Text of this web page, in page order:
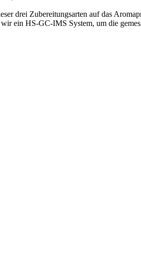
drei Zubereitungsarten auf das
ein HS-GC-IMS System, um die